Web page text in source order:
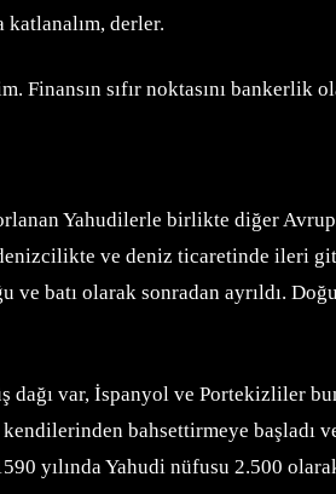
derler.
Finansın sıfır noktasını
Yahudilerle birlikte diğer
ve deniz ticaretinde ileri
batı olarak sonradan ayrıldı.
var, İspanyol ve Portekizliler
bahsettirmeye başladı
yılında Yahudi nüfusu 2.500